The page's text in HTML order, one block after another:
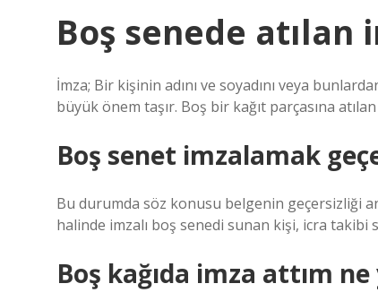
Boş senede atılan
İmza; Bir kişinin adını ve soyadını veya
büyük önem taşır. Boş bir kağıt parçasına
Boş senet imzalamak
Bu durumda söz konusu belgenin geçersizliği
halinde imzalı boş senedi sunan kişi, icra takibi
Boş kağıda imza attım ne